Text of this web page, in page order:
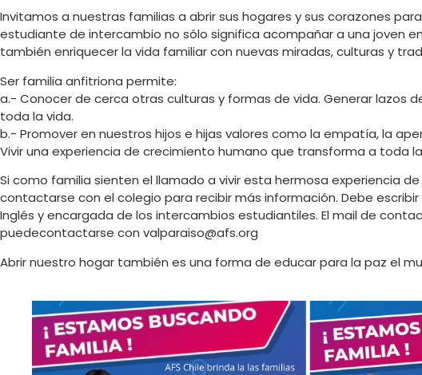
Invitamos a nuestras familias a abrir sus hogares y sus corazones
estudiante de intercambio no sólo significa acompañar a una joven
también enriquecer la vida familiar con nuevas miradas, culturas y
Ser familia anfitriona permite:
a.- Conocer de cerca otras culturas y formas de vida. Generar lazos
toda la vida.
b.- Promover en nuestros hijos e hijas valores como la empatía, la
Vivir una experiencia de crecimiento humano que transforma a toda
Si como familia sienten el llamado a vivir esta hermosa experiencia
contactarse con el colegio para recibir más información. Debe
Inglés y encargada de los intercambios estudiantiles. El mail de
puedecontactarse con valparaiso@afs.org
Abrir nuestro hogar también es una forma de educar para la paz el